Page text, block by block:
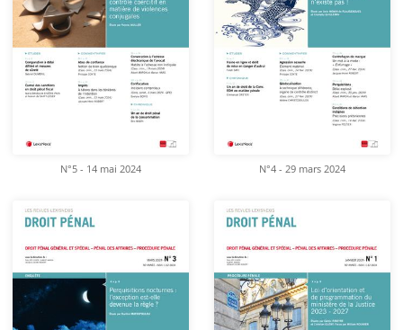
N°5 - 14 mai 2024 N°4 - 29 mars 2024